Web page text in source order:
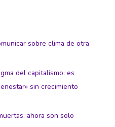
sobre clima de otra
del capitalismo: es
sin crecimiento
ahora son solo